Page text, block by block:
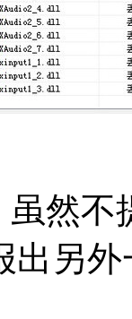
然不
出另